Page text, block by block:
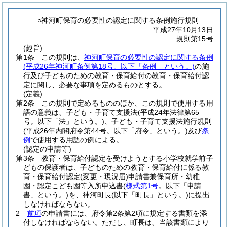
○神河町保育の必要性の認定に関する条例施行規則
平成27年10月13日
規則第15号
(趣旨)
第1条
この規則は、 神河町保育の必要性の認定に関する条例
(平成26年神河町条例第18号。以下「条例」という。)の施
行及び子どものための教育・保育給付の教育・保育給付認
定に関し、必要な事項を定めるものとする。
(定義)
第2条
この規則で定めるもののほか、この規則で使用する用
語の意義は、子ども・子育て支援法(平成24年法律第65
号。以下「法」という。) 、子ども・子育て支援法施行規則
(平成26年内閣府令第44号。以下「府令」という。)及び条
例 で使用する用語の例による。
(認定の申請等)
第3条
教育・保育給付認定を受けようとする小学校就学前子
どもの保護者は、子どものための教育・保育給付に係る教
育・保育給付認定(変更・現況届)申請書兼保育所・幼稚
園・認定こども園等入所申込書(様式第1号。以下「申請
書」という。)を、神河町長(以下「町長」という。)に提出
しなければならない。
2
前項の申請書には、府令第2条第2項に規定する書類を添
付しなければならない。 ただし、町長は、当該書類により